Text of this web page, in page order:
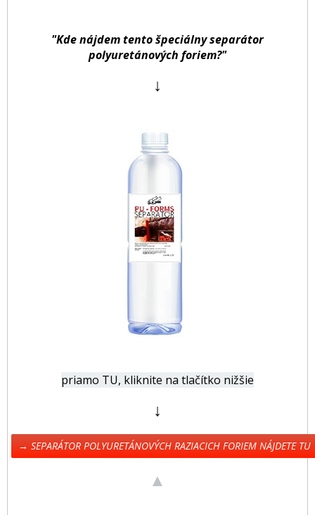
"Kde nájdem tento špeciálny separátor
polyuretánových foriem?"
↓
priamo TU, kliknite na tlačítko nižšie
↓
→ SEPARÁTOR POLYURETÁNOVÝCH RAZIACICH FORIEM NÁJDETE
▲